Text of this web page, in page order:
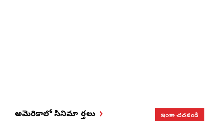
అమెరికాలో సినిమా వార్తలు ఇంకా చదవండి